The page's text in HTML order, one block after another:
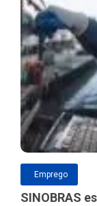
Emprego
SINOBRAS